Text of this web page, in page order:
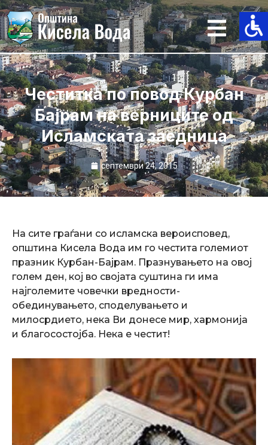
Skip
to
content
Честитка по повод Курбан
Бајрам на верниците од
Исламската заедница
септември 24, 2015
На сите граѓани со исламска вероисповед,
општина Кисела Вода им го честита големиот
празник Курбан-Бајрам. Празнувањето на овој
голем ден, кој во својата суштина ги има
најголемите човечки вредности-
обединувањето, споделувањето и
милосрдието, нека Ви донесе мир, хармонија
и благосостојба. Нека е честит!